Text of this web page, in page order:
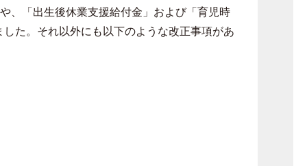
、「出生後休業支援給付金」および「育児時
た。それ以外にも以下のような改正事項があ